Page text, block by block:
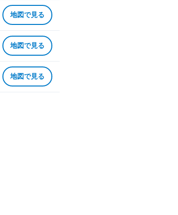
地図で見る
地図で見る
地図で見る